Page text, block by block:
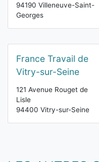
94190 Villeneuve-Saint-
Georges
France Travail de
Vitry-sur-Seine
121 Avenue Rouget de
Lisle
94400 Vitry-sur-Seine